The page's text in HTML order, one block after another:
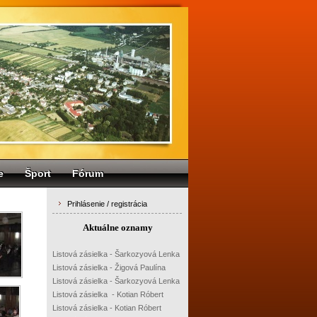
Šport Fórum
Prihlásenie / registrácia
Aktuálne oznamy
Listová zásielka - Šarkozyová Lenka
Listová zásielka - Žigová Paulína
Listová zásielka - Šarkozyová Lenka
Listová zásielka - Kotian Róbert
Listová zásielka - Kotian Róbert